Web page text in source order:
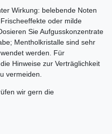
Wirkung: belebende Noten
oder milde
Sie Aufgusskonzentrate
Mentholkristalle sind sehr
werden. Für
Hinweise zur Verträglichkeit
vermeiden.
wir gern die